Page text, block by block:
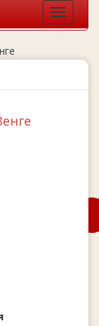
Toggle